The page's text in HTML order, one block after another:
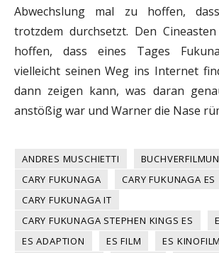
Abwechslung mal zu hoffen,
trotzdem durchsetzt. Den
hoffen, dass eines Tages
vielleicht seinen Weg ins Internet
dann zeigen kann, was daran
anstößig war und Warner die Nase
ANDRES MUSCHIETTI
CARY FUKUNAGA
CARY FUKUNAGA ES
CARY FUKUNAGA IT
CARY FUKUNAGA STEPHEN KINGS ES
ES ADAPTION
ES FILM
ES KINOFILM